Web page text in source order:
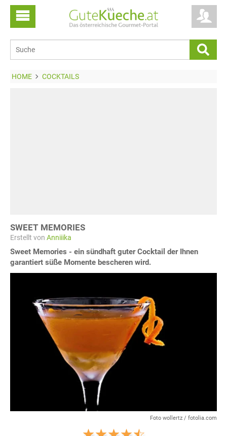
HOME COCKTAILS
SWEET MEMORIES
Erstellt von Anniiika
Sweet Memories - ein sündhaft guter Cocktail der Ihnen
garantiert süße Momente bescheren wird.
Foto wollertz / fotolia.com